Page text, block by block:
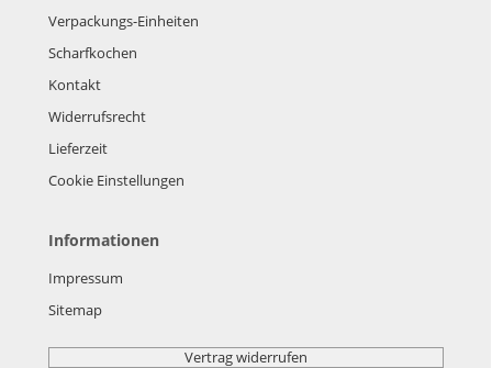
Verpackungs-Einheiten
Scharfkochen
Kontakt
Widerrufsrecht
Lieferzeit
Cookie Einstellungen
Informationen
Impressum
Sitemap
Vertrag widerrufen